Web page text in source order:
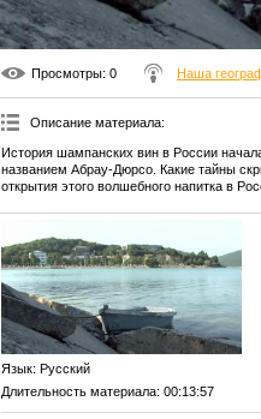
Просмотры: 0 Наша
Описание материала:
История шампанских вин в России
названием Абрау-Дюрсо. Какие тайны
открытия этого волшебного напитка в
Язык: Русский
Длительность материала: 00:13:57